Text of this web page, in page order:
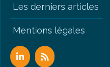
Les derniers articles
Mentions légales